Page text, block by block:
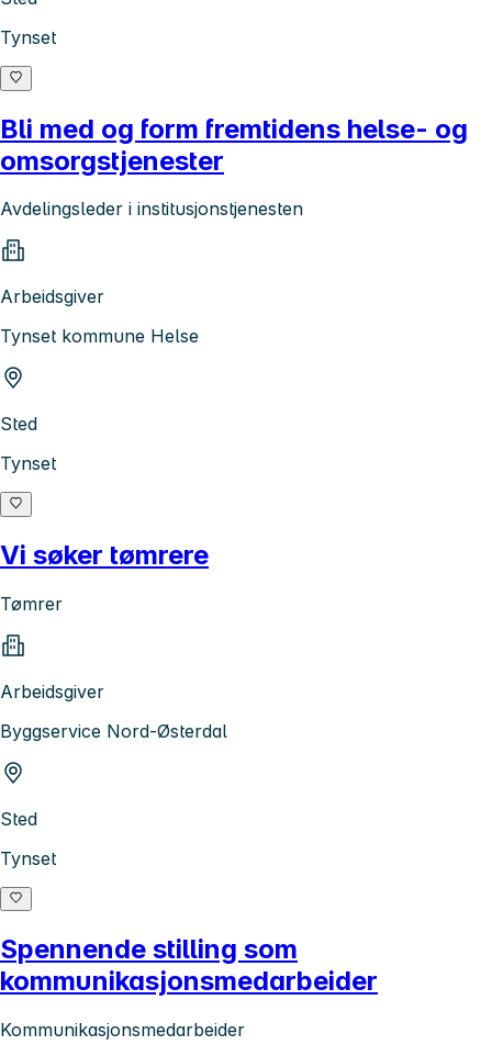
Tynset
Bli med og form fremtidens helse- og
omsorgstjenester
Avdelingsleder i institusjonstjenesten
Arbeidsgiver
Tynset kommune Helse
Sted
Tynset
Vi søker tømrere
Tømrer
Arbeidsgiver
Byggservice Nord-Østerdal
Sted
Tynset
Spennende stilling som
kommunikasjonsmedarbeider
Kommunikasjonsmedarbeider